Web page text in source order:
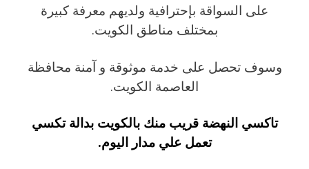
على السواقة بإحترافية ولديهم معرفة كبيرة
بمختلف مناطق الكويت.
وسوف تحصل على خدمة موثوقة و آمنة محافظة
العاصمة الكويت.
تاكسي النهضة قريب منك بالكويت بدالة تكسي
تعمل علي مدار اليوم.